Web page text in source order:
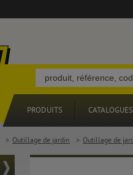
PRODUITS CATALOGUES
> Outillage de jardin > Outillage de